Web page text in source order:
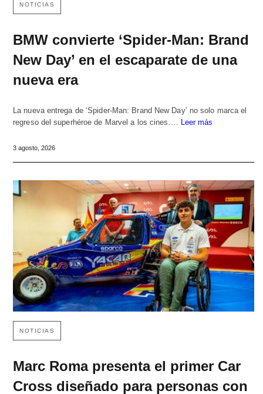
NOTICIAS
BMW convierte ‘Spider-Man: Brand
New Day’ en el escaparate de una
nueva era
La nueva entrega de ‘Spider-Man: Brand New Day’ no solo marca el
regreso del superhéroe de Marvel a los cines.…
Leer más
3 agosto, 2026
NOTICIAS
Marc Roma presenta el primer Car
Cross diseñado para personas con